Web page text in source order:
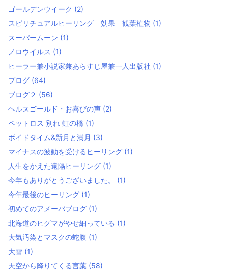
ゴールデンウイーク (2)
スピリチュアルヒーリング 効果 観葉植物 (1)
スーパームーン (1)
ノロウイルス (1)
ヒーラー兼小説家兼あらすじ屋兼一人出版社 (1)
ブログ (64)
ブログ２ (56)
ヘルスゴールド・お喜びの声 (2)
ペットロス 別れ 虹の橋 (1)
ボイドタイム&新月と満月 (3)
マイナスの波動を受けるヒーリング (1)
人生をかえた遠隔ヒーリング (1)
今年もありがとうございました。 (1)
今年最後のヒーリング (1)
初めてのアメーバブログ (1)
北海道のヒグマがやせ細っている (1)
大気汚染とマスクの蛇腹 (1)
大雪 (1)
天空から降りてくる言葉 (58)